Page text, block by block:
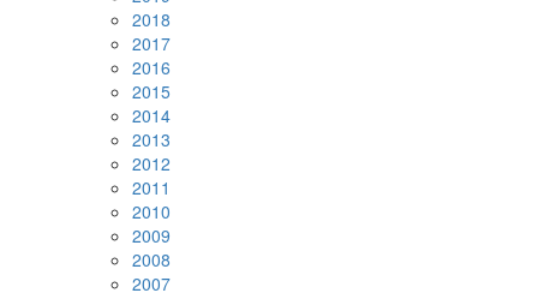
2018
2017
2016
2015
2014
2013
2012
2011
2010
2009
2008
2007